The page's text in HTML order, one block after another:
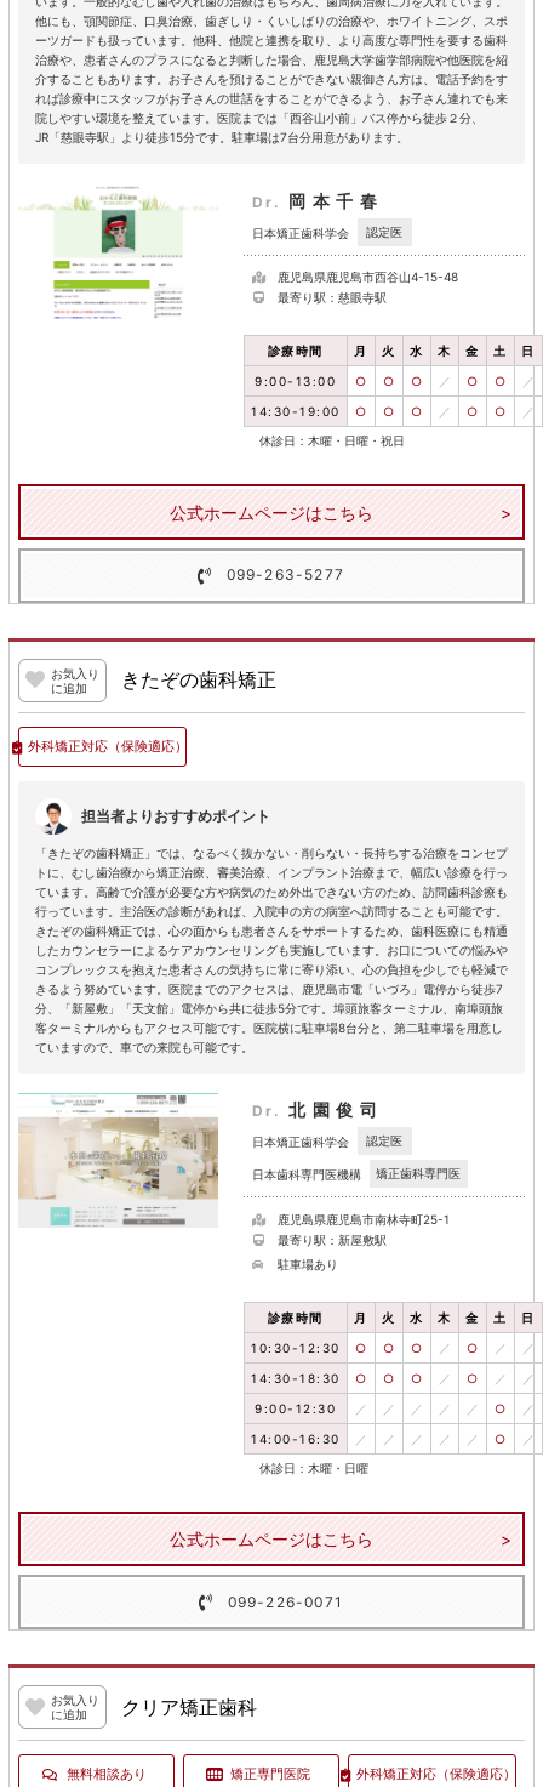
他にも、顎関節症、口臭治療、歯ぎしり・くいしばりの治療や、ホワイトニング、スポ
ーツガードも扱っています。他科、他院と連携を取り、より高度な専門性を要する歯科
治療や、患者さんのプラスになると判断した場合、鹿児島大学歯学部病院や他医院を紹
介することもあります。お子さんを預けることができない親御さん方は、電話予約をす
れば診療中にスタッフがお子さんの世話をすることができるよう、お子さん連れでも来
院しやすい環境を整えています。医院までは「西谷山小前」バス停から徒歩２分、
JR「慈眼寺駅」より徒歩15分です。駐車場は7台分用意があります。
Dr. 岡本千春
日本矯正歯科学会 認定医
鹿児島県鹿児島市西谷山4-15-48
最寄り駅：慈眼寺駅
診療時間 月 火 水 木 金 土 日
9:00-13:00 ○ ○ ○ ／ ○ ○ ／
14:30-19:00 ○ ○ ○ ／ ○ ○ ／
休診日：木曜・日曜・祝日
公式ホームページはこちら
099-263-5277
お気入り
に追加
きたぞの歯科矯正
外科矯正対応（保険適応）
担当者よりおすすめポイント
「きたぞの歯科矯正」では、なるべく抜かない・削らない・長持ちする治療をコンセプ
トに、むし歯治療から矯正治療、審美治療、インプラント治療まで、幅広い診療を行っ
ています。高齢で介護が必要な方や病気のため外出できない方のため、訪問歯科診療も
行っています。主治医の診断があれば、入院中の方の病室へ訪問することも可能です。
きたぞの歯科矯正では、心の面からも患者さんをサポートするため、歯科医療にも精通
したカウンセラーによるケアカウンセリングも実施しています。お口についての悩みや
コンプレックスを抱えた患者さんの気持ちに常に寄り添い、心の負担を少しでも軽減で
きるよう努めています。医院までのアクセスは、鹿児島市電「いづろ」電停から徒歩7
分、「新屋敷」「天文館」電停から共に徒歩5分です。埠頭旅客ターミナル、南埠頭旅
客ターミナルからもアクセス可能です。医院横に駐車場8台分と、第二駐車場を用意し
ていますので、車での来院も可能です。
Dr. 北園俊司
日本矯正歯科学会 認定医
日本歯科専門医機構 矯正歯科専門医
鹿児島県鹿児島市南林寺町25-1
最寄り駅：新屋敷駅
駐車場あり
診療時間 月 火 水 木 金 土 日
10:30-12:30 ○ ○ ○ ／ ○ ／ ／
14:30-18:30 ○ ○ ○ ／ ○ ／ ／
9:00-12:30 ／ ／ ／ ／ ／ ○ ／
14:00-16:30 ／ ／ ／ ／ ／ ○ ／
休診日：木曜・日曜
公式ホームページはこちら
099-226-0071
お気入り
に追加
クリア矯正歯科
無料相談あり 矯正専門医院 外科矯正対応 （保険適応）